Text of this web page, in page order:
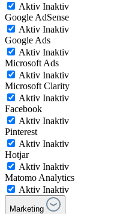
Aktiv Inaktiv
Google AdSense
Aktiv Inaktiv
Google Ads
Aktiv Inaktiv
Microsoft Ads
Aktiv Inaktiv
Microsoft Clarity
Aktiv Inaktiv
Facebook
Aktiv Inaktiv
Pinterest
Aktiv Inaktiv
Hotjar
Aktiv Inaktiv
Matomo Analytics
Aktiv Inaktiv
Marketing